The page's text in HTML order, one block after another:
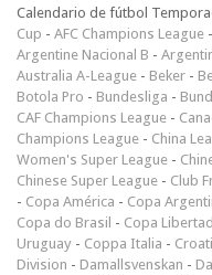
Calendario de fútbol
Cup - AFC Champions League -
Argentine Nacional B -
Australia A-League - Beker -
Botola Pro - Bundesliga -
CAF Champions League -
Champions League - China
Women's Super League -
Chinese Super League - Club
- Copa América - Copa
Copa do Brasil - Copa
Uruguay - Coppa Italia -
Division - Damallsvenskan -